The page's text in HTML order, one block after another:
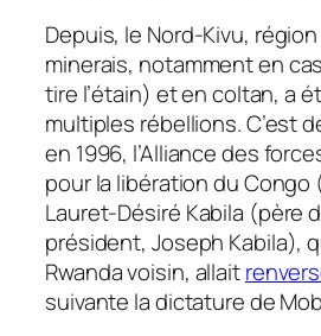
Depuis, le Nord-Kivu,
minerais, notamment en
tire l’étain) et en coltan, a
multiples rébellions. C’est
en 1996, l’Alliance des
pour la libération du Congo
Lauret-Désiré Kabila (père
président, Joseph Kabila),
Rwanda voisin, allait
suivante la dictature de